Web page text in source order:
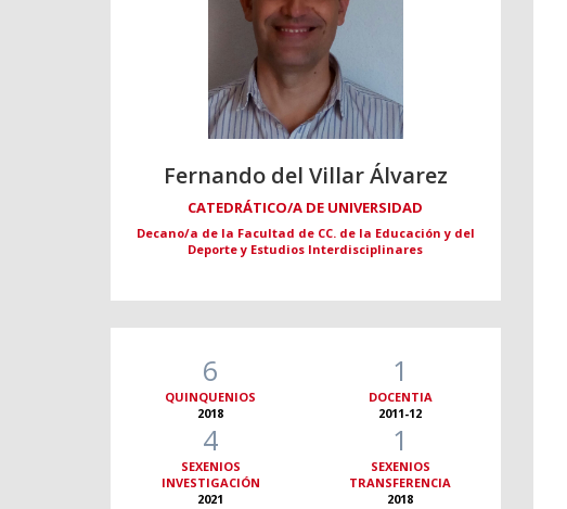
Fernando del Villar Álvarez
CATEDRÁTICO/A DE UNIVERSIDAD
Decano/a de la Facultad de CC. de la Educación y del
Deporte y Estudios Interdisciplinares
6
QUINQUENIOS
2018
1
DOCENTIA
2011-12
4
SEXENIOS
INVESTIGACIÓN
2021
1
SEXENIOS
TRANSFERENCIA
2018